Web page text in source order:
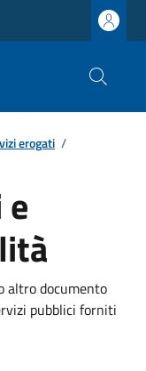
erogati /
altro documento
pubblici forniti